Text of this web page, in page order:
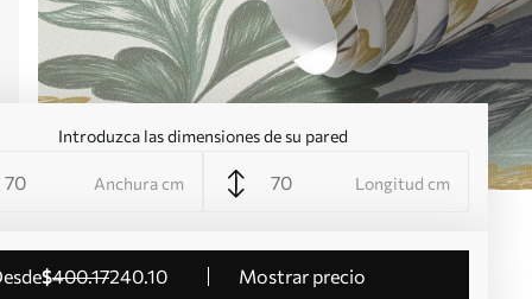
Introduzca las dimensiones de su pared
Anchura cm Longitud cm
desde$400.17240.10
Mostrar precio